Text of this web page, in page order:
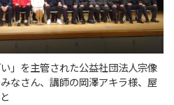
い」を主管された公益社団法人宗像
なさん、講師の岡澤アキラ様、屋